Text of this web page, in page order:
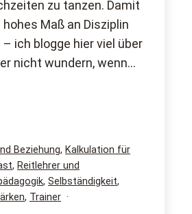
zu tanzen. Damit
Maß an Disziplin
ich blogge hier viel über
nicht wundern, wenn…
Beziehung, Kalkulation für
, Reitlehrer und
, Selbständigkeit,
, Trainer